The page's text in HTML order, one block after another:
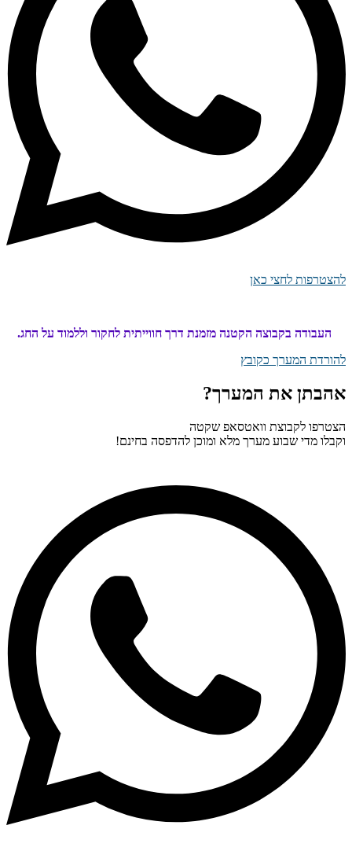
להצטרפות לחצי כאן
העבודה בקבוצה הקטנה מזמנת דרך חווייתית לחקור וללמוד על החג.
להורדת המערך כקובץ
אהבתן את המערך?
הצטרפו לקבוצת וואטסאפ שקטה
וקבלו מדי שבוע מערך מלא ומוכן להדפסה בחינם!